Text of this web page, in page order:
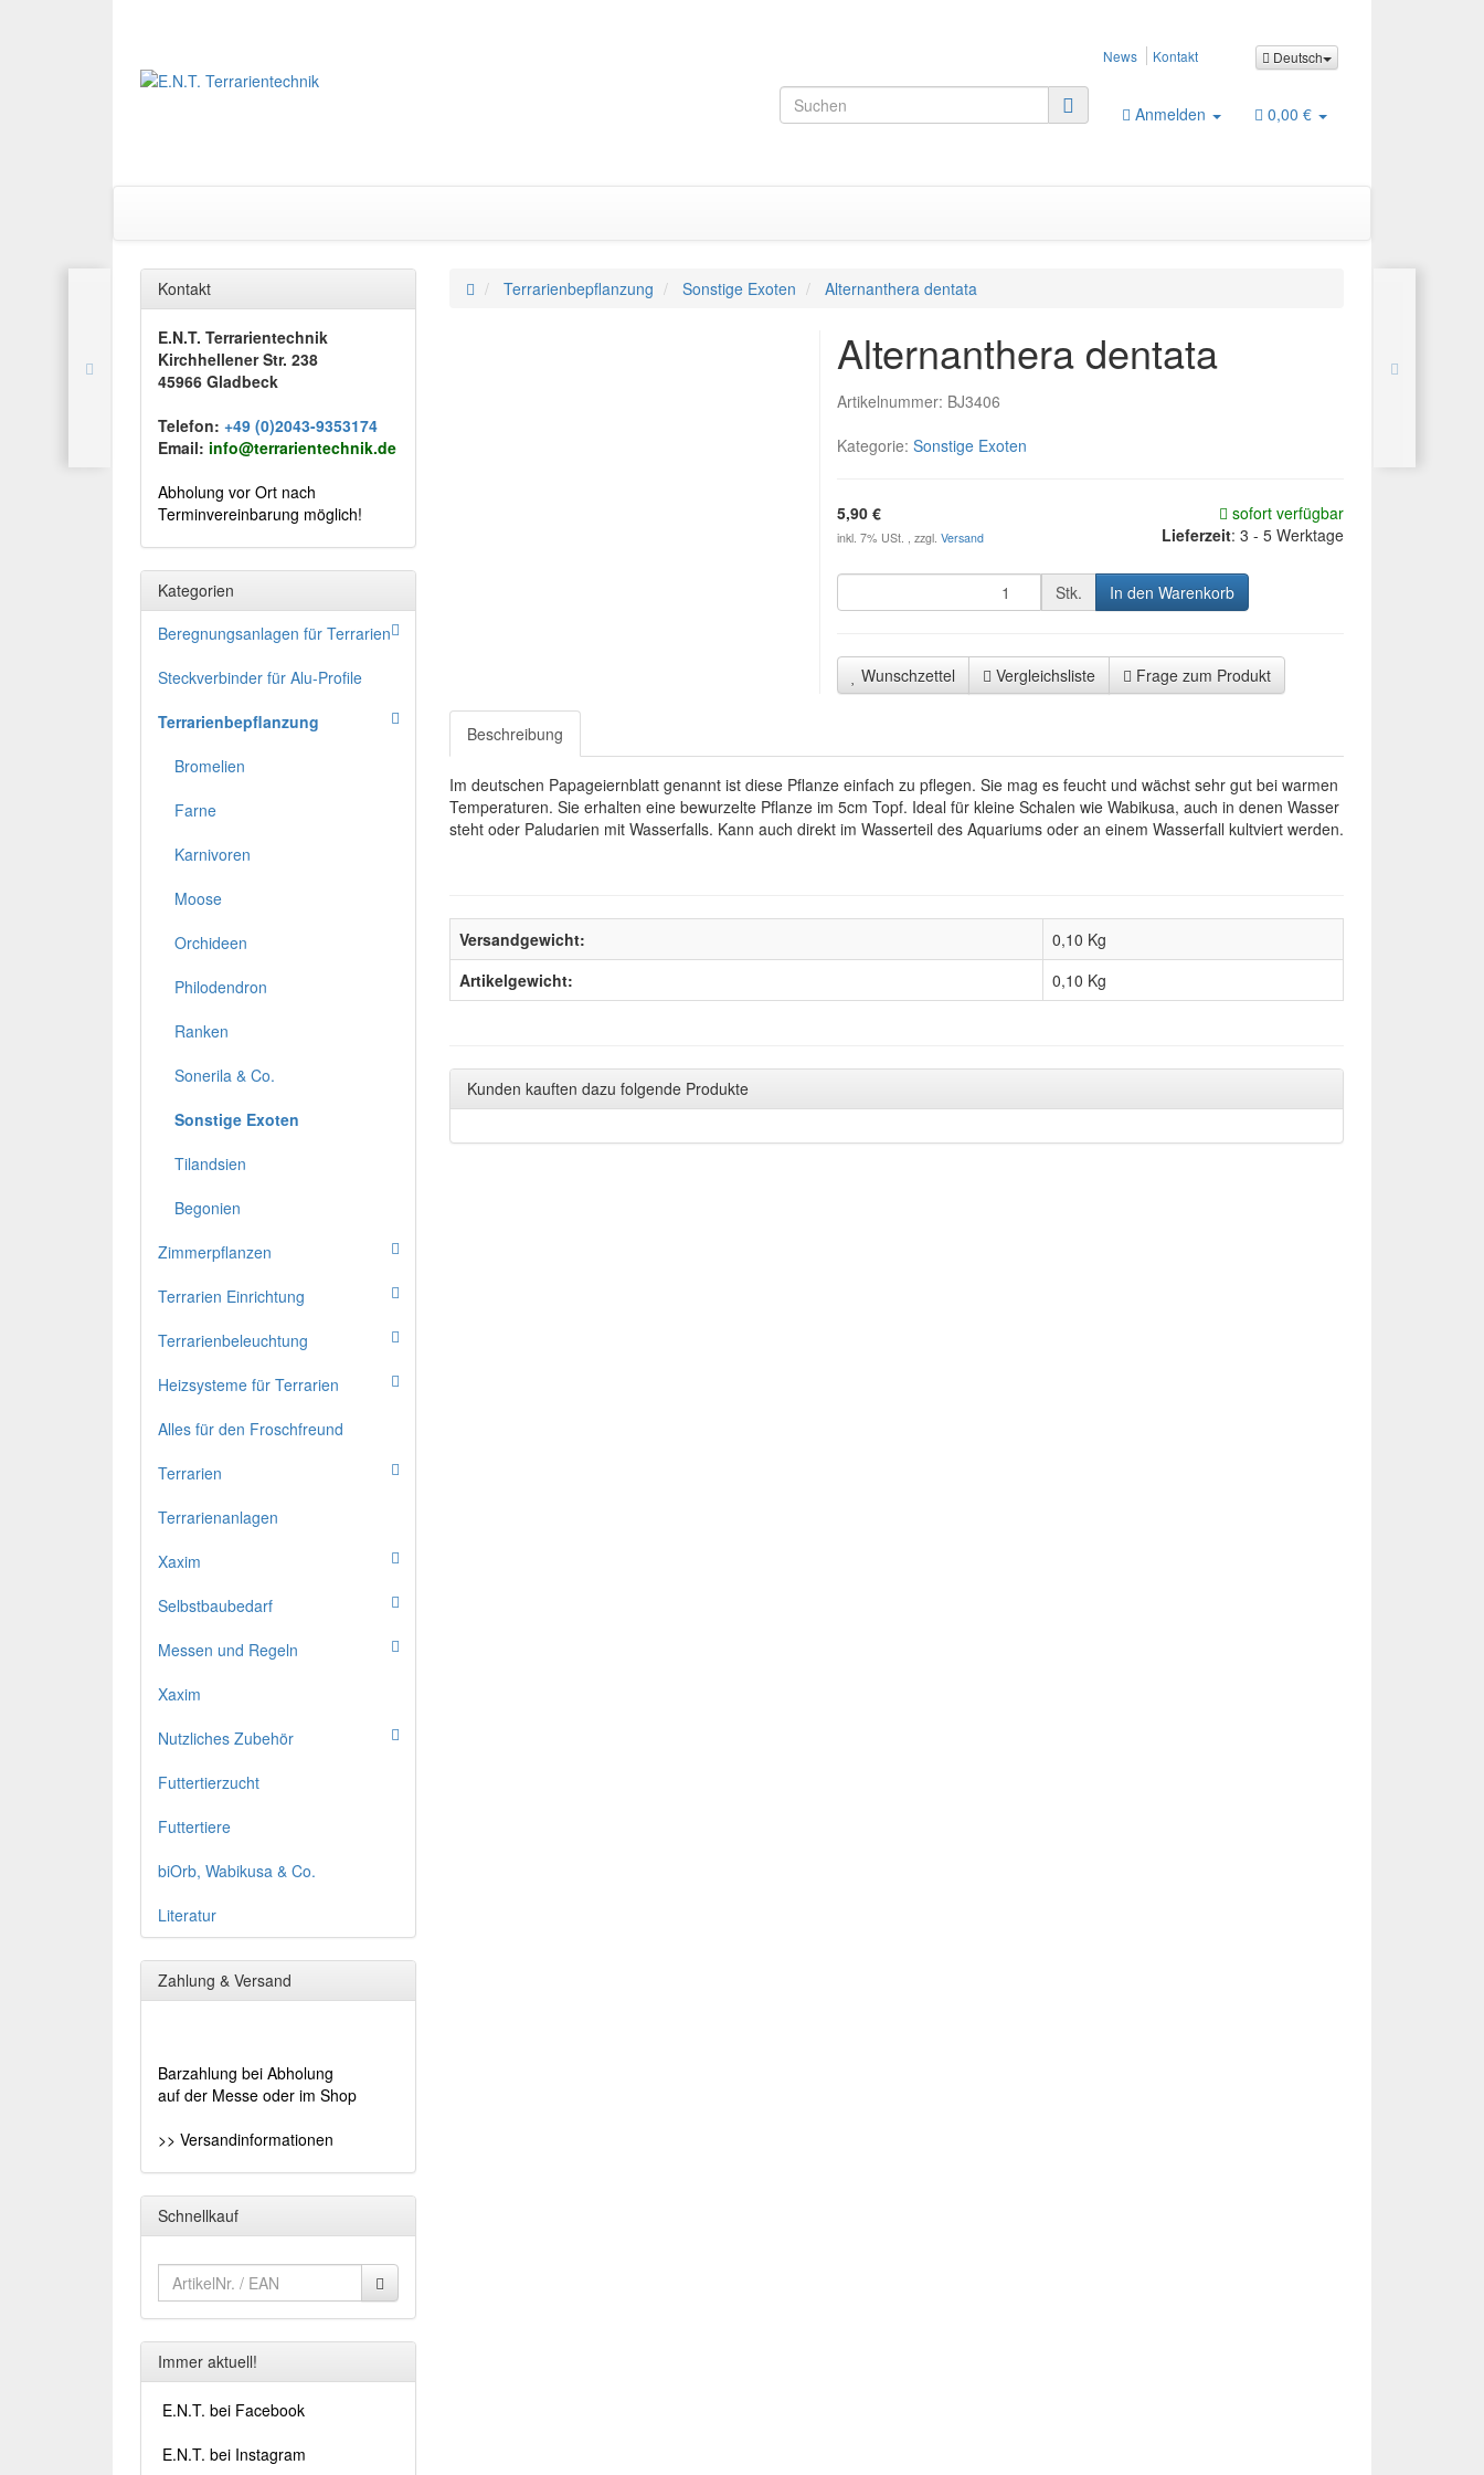
Deutsch
News Kontakt
Anmelden 0,00 €
Terrarienbepflanzung Sonstige Exoten Alternanthera dentata
Alternanthera dentata
Artikelnummer: BJ3406
Kategorie: Sonstige Exoten
5,90 €
inkl. 7% USt. , zzgl. Versand
sofort verfügbar
Lieferzeit: 3 - 5 Werktage
Stk. In den Warenkorb
Wunschzettel Vergleichsliste Frage zum Produkt
Beschreibung
Im deutschen Papageiernblatt genannt ist diese Pflanze einfach zu pflegen. Sie mag es feucht und wächst sehr gut bei warmen
Temperaturen. Sie erhalten eine bewurzelte Pflanze im 5cm Topf. Ideal für kleine Schalen wie Wabikusa, auch in denen Wasser
steht oder Paludarien mit Wasserfalls. Kann auch direkt im Wasserteil des Aquariums oder an einem Wasserfall kultviert werden.
Versandgewicht:
0,10 Kg
Artikelgewicht:
0,10 Kg
Kunden kauften dazu folgende Produkte
Kontakt
E.N.T. Terrarientechnik
Kirchhellener Str. 238
45966 Gladbeck
Telefon: +49 (0)2043-9353174
Email: info@terrarientechnik.de
Abholung vor Ort nach
Terminvereinbarung möglich!
Kategorien
Beregnungsanlagen für Terrarien
Steckverbinder für Alu-Profile
Terrarienbepflanzung
Bromelien
Farne
Karnivoren
Moose
Orchideen
Philodendron
Ranken
Sonerila & Co.
Sonstige Exoten
Tilandsien
Begonien
Zimmerpflanzen
Terrarien Einrichtung
Terrarienbeleuchtung
Heizsysteme für Terrarien
Alles für den Froschfreund
Terrarien
Terrarienanlagen
Xaxim
Selbstbaubedarf
Messen und Regeln
Xaxim
Nutzliches Zubehör
Futtertierzucht
Futtertiere
biOrb, Wabikusa & Co.
Literatur
Zahlung & Versand
Barzahlung bei Abholung
auf der Messe oder im Shop
>> Versandinformationen
Schnellkauf
Immer aktuell!
E.N.T. bei Facebook
E.N.T. bei Instagram